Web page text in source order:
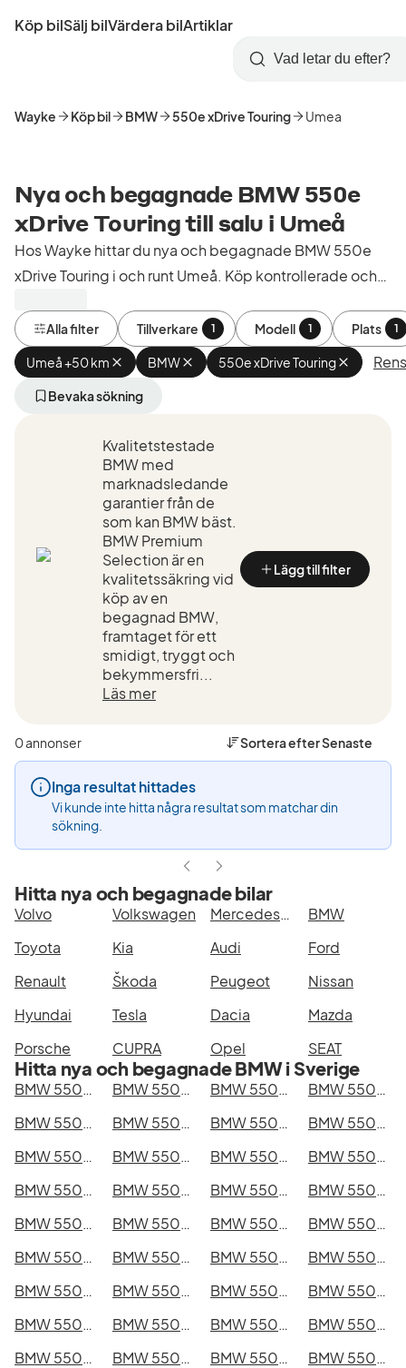
till
Startsida
Köp bilSälj bilVärdera bilArtiklar
Skapa
konto
Logga
in
Sök
Wayke Köp bil BMW 550e xDrive Touring Umea
Nya och begagnade BMW 550e
xDrive Touring till salu i Umeå
Hos Wayke hittar du nya och begagnade BMW 550e
xDrive Touring i och runt Umeå. Köp kontrollerade och
Alla filter Tillverkare 1 Modell 1 Plats 1
Umeå +50 km Ta
bort
aktivt
+50
km
(Plats)
BMW Ta
bort
(Tillverkare)
550e xDrive Touring Ta
bort
Bevaka sökning
Kvalitetstestade
BMW med
marknadsledande
garantier från de
som kan BMW bäst.
BMW Premium
Selection är en
kvalitetssäkring vid
köp av en
begagnad BMW,
framtaget för ett
smidigt, tryggt och
bekymmersfri...
Läs mer
Lägg till filter
0 annonser Sortera efterSenaste
Inga resultat hittades
Vi kunde inte hitta några resultat som matchar din
sökning.
Hitta nya och begagnade bilar
Volvo Volkswagen Mercedes-Benz
BMW
Toyota
Kia Audi
Ford
Renault
Škoda Peugeot
Nissan
Hyundai
Tesla Dacia
Mazda
Porsche
CUPRA Opel SEAT
Hitta nya och begagnade BMW i Sverige
BMW 550e xDrive Touring i Stockholm BMW 550e xDrive Touring i Göteborg BMW 550e xDrive Touring i Helsingborg
BMW 550e xDrive Touring i Jönköping
BMW 550e xDrive Touring i Malmö
BMW 550e xDrive Touring i Örebro BMW 550e xDrive Touring i Norrköping
BMW 550e xDrive Touring i Linköping
BMW 550e xDrive Touring i Uppsala
BMW 550e xDrive Touring i Västerås BMW 550e xDrive Touring i Halmstad
BMW 550e xDrive Touring i Växjö
BMW 550e xDrive Touring i Eskilstuna
BMW 550e xDrive Touring i Kalmar BMW 550e xDrive Touring i Karlskrona
BMW 550e xDrive Touring i Karlstad
BMW 550e xDrive Touring i Kristianstad
BMW 550e xDrive Touring i Sundsvall BMW 550e xDrive Touring i Umeå
BMW 550e xDrive Touring i Varberg
BMW 550e xDrive Touring i Borås
BMW 550e xDrive Touring i Falkenberg BMW 550e xDrive Touring i Gävle
BMW 550e xDrive Touring i Luleå
BMW 550e xDrive Touring i Lund
BMW 550e xDrive Touring i Mönsterås BMW 550e xDrive Touring i Uddevalla
BMW 550e xDrive Touring i Västervik
BMW 550e xDrive Touring i Ystad
BMW 550e xDrive Touring i Östersund BMW 550e xDrive Touring i Borlänge
BMW 550e xDrive Touring i Kiruna
BMW 550e xDrive Touring i Nyköping
BMW 550e xDrive Touring i Oskarshamn BMW 550e xDrive Touring i Sigtuna
BMW 550e xDrive Touring i Skellefteå